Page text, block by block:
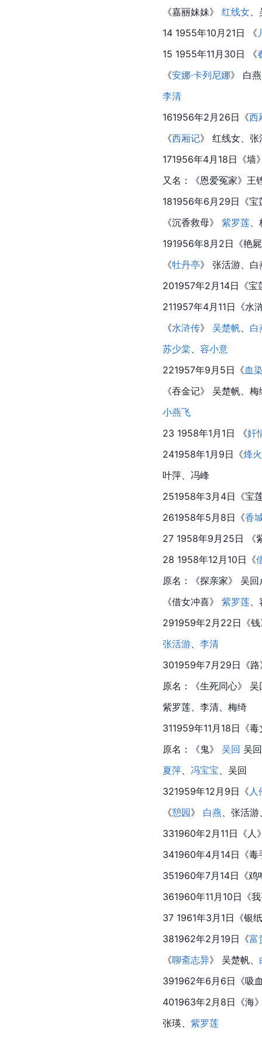
《嘉丽妹妹》 红线女
14 1955年10月21日 《
15 1955年11月30日 《
《安娜·卡列尼娜》 白燕
李清
161956年2月26日《西
《西厢记》 红线女、
171956年4月18日《墙
又名：《恩爱冤家》王
181956年6月29日《宝
《沉香救母》 紫罗莲
191956年8月2日《艳屍
《牡丹亭》 张活游、白
201957年2月14日《
211957年4月11日《水
《水浒传》 吴楚帆
白
苏少棠
容小意
221957年9月5日《血
《吞金记》 吴楚帆、
小燕飞
23 1958年1月1日 《奸
241958年1月9日《烽
叶萍
冯峰
251958年3月4日《宝
261958年5月8日《香
27 1958年9月25日 《
28 1958年12月10日《
原名：《探亲家》 吴回
《借女冲喜》 紫罗莲
291959年2月22日《
张活游
李清
301959年7月29日《路
原名：《生死同心》
紫罗莲、李清、梅绮
311959年11月18日《
原名：《鬼》 吴回 吴
夏萍
冯宝宝 、吴回
321959年12月9日《 人
《憩园》 白燕 、张活
331960年2月11日《人
341960年4月14日《
351960年7月14日《
361960年11月10日《
37 1961年3月1日《银
381962年2月19日《富
《聊斋志异》 吴楚帆、
391962年6月6日《吸
401963年2月8日《海
张瑛、 紫罗莲